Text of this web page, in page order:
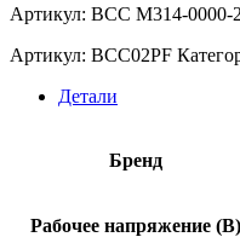
Артикул: BCC M314-0000-
Артикул: BCC02PF
Детали
Бренд
Рабочее напряжение (В)